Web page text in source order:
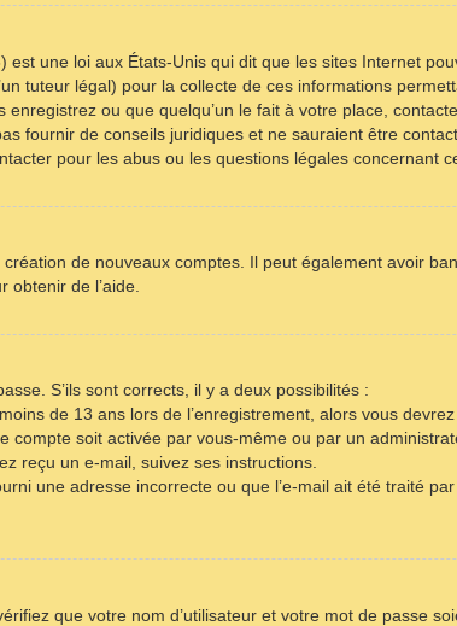
est une loi aux États-Unis qui dit que les sites Internet
tuteur légal) pour la collecte de ces informations
enregistrez ou que quelqu’un le fait à votre place,
fournir de conseils juridiques et ne sauraient être
pour les abus ou les questions légales concernant
de nouveaux comptes. Il peut également avoir
de l’aide.
S’ils sont corrects, il y a deux possibilités :
de 13 ans lors de l’enregistrement, alors vous
compte soit activée par vous-même ou par un
reçu un e-mail, suivez ses instructions.
une adresse incorrecte ou que l’e-mail ait été traité
que votre nom d’utilisateur et votre mot de passe